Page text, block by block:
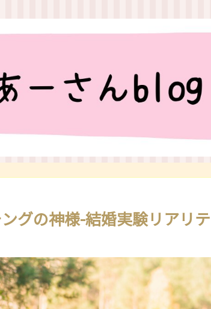
グの神様-結婚実験リアリテ